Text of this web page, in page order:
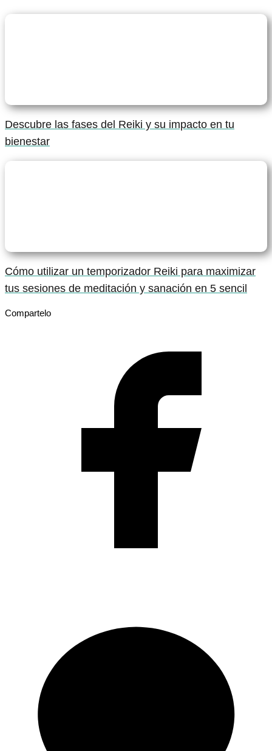
Descubre las fases del Reiki y su impacto en tu
bienestar
Cómo utilizar un temporizador Reiki para maximizar
tus sesiones de meditación y sanación en 5 sencil
Compartelo